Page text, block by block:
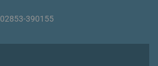
02853-390155